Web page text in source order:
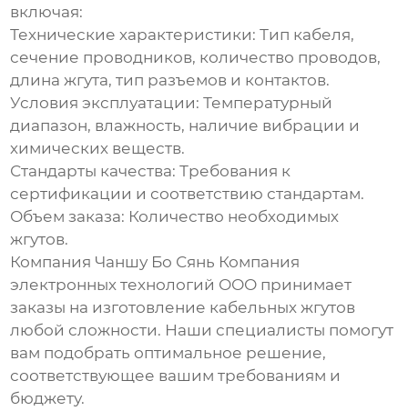
включая:
Технические характеристики: Тип кабеля,
сечение проводников, количество проводов,
длина жгута, тип разъемов и контактов.
Условия эксплуатации: Температурный
диапазон, влажность, наличие вибрации и
химических веществ.
Стандарты качества: Требования к
сертификации и соответствию стандартам.
Объем заказа: Количество необходимых
жгутов.
Компания Чаншу Бо Сянь Компания
электронных технологий ООО принимает
заказы на изготовление кабельных жгутов
любой сложности. Наши специалисты помогут
вам подобрать оптимальное решение,
соответствующее вашим требованиям и
бюджету.